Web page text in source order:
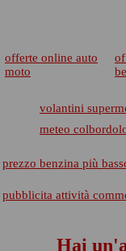
offerte online auto
moto
volantini
meteo
prezzo benzina più
pubblicita attività
Hai